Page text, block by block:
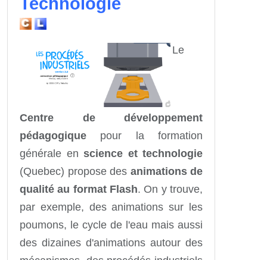
Le
Centre de développement
pédagogique pour la formation
générale en science et technologie
(Quebec) propose des animations de
qualité au format Flash. On y trouve,
par exemple, des animations sur les
poumons, le cycle de l'eau mais aussi
des dizaines d'animations autour des